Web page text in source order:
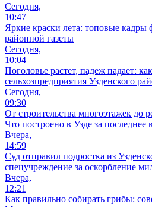
Сегодня,
10:47
Яркие краски лета: топовые кадры
районной газеты
Сегодня,
10:04
Поголовье растет, падеж падает:
сельхозпредприятия Узденского
Сегодня,
09:30
От строительства многоэтажек до
Что построено в Узде за последнее
Вчера,
14:59
Суд отправил подростка из
спецучреждение за оскорбление
Вчера,
12:21
Как правильно собирать грибы: